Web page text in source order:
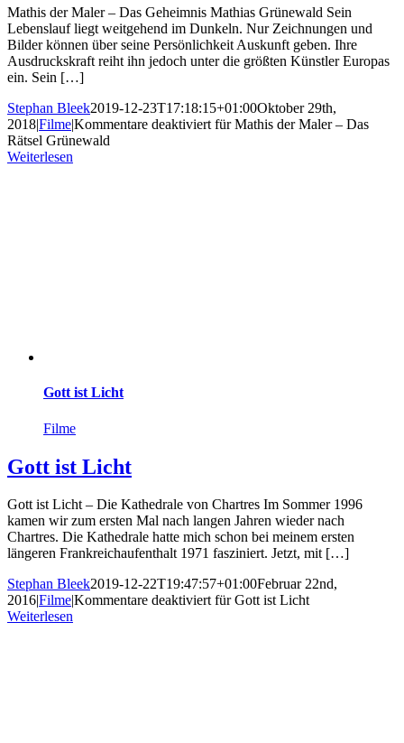
Mathis der Maler – Das Geheimnis Mathias Grünewald Sein
Lebenslauf liegt weitgehend im Dunkeln. Nur Zeichnungen und
Bilder können über seine Persönlichkeit Auskunft geben. Ihre
Ausdruckskraft reiht ihn jedoch unter die größten Künstler Europas
ein. Sein […]
Stephan Bleek2019-12-23T17:18:15+01:00Oktober 29th,
2018|Filme|Kommentare deaktiviert für Mathis der Maler – Das
Rätsel Grünewald
Weiterlesen
Gott ist Licht
Filme
Gott ist Licht
Gott ist Licht – Die Kathedrale von Chartres Im Sommer 1996
kamen wir zum ersten Mal nach langen Jahren wieder nach
Chartres. Die Kathedrale hatte mich schon bei meinem ersten
längeren Frankreichaufenthalt 1971 fasziniert. Jetzt, mit […]
Stephan Bleek2019-12-22T19:47:57+01:00Februar 22nd,
2016|Filme|Kommentare deaktiviertfür Gott ist Licht
Weiterlesen